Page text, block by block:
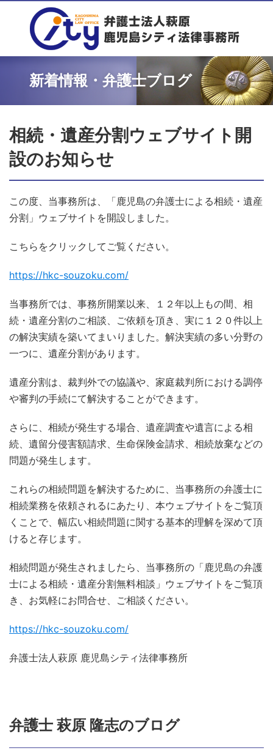
新着情報・弁護士ブログ
相続・遺産分割ウェブサイト開
設のお知らせ
この度、当事務所は、「鹿児島の弁護士による相続・遺産
分割」ウェブサイトを開設しました。
こちらをクリックしてご覧ください。
https://hkc-souzoku.com/
当事務所では、事務所開業以来、１２年以上もの間、相
続・遺産分割のご相談、ご依頼を頂き、実に１２０件以上
の解決実績を築いてまいりました。解決実績の多い分野の
一つに、遺産分割があります。
遺産分割は、裁判外での協議や、家庭裁判所における調停
や審判の手続にて解決することができます。
さらに、相続が発生する場合、遺産調査や遺言による相
続、遺留分侵害額請求、生命保険金請求、相続放棄などの
問題が発生します。
これらの相続問題を解決するために、当事務所の弁護士に
相続業務を依頼されるにあたり、本ウェブサイトをご覧頂
くことで、幅広い相続問題に関する基本的理解を深めて頂
けると存じます。
相続問題が発生されましたら、当事務所の「鹿児島の弁護
士による相続・遺産分割無料相談」ウェブサイトをご覧頂
き、お気軽にお問合せ、ご相談ください。
https://hkc-souzoku.com/
弁護士法人萩原 鹿児島シティ法律事務所
弁護士 萩原 隆志のブログ